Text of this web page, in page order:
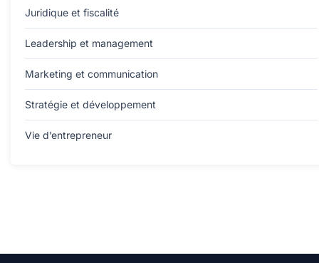
Juridique et fiscalité
Leadership et management
Marketing et communication
Stratégie et développement
Vie d’entrepreneur